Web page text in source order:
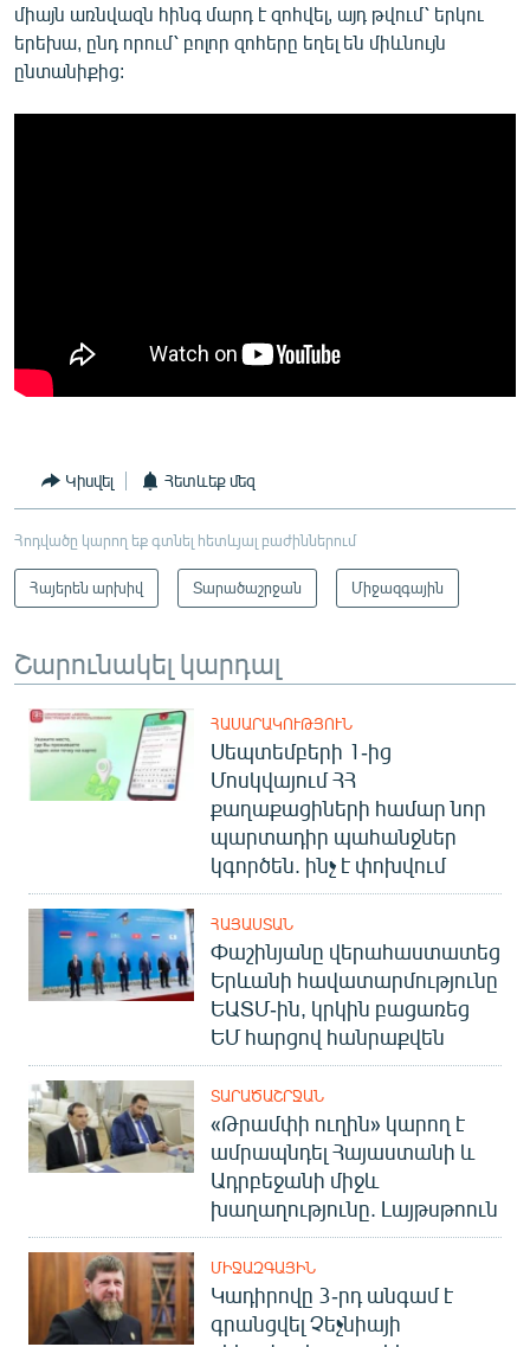
միայն առնվազն հինգ մարդ է զոհվել, այդ թվում՝ երկու
երեխա, ընդ որում՝ բոլոր զոհերը եղել են միևնույն
ընտանիքից:
Կիսվել Հետևեք մեզ
Հոդվածը կարող եք գտնել հետևյալ բաժիններում
Հայերեն արխիվ Տարածաշրջան Միջազգային
Շարունակել կարդալ
ՀԱՍԱՐԱԿՈՒԹՅՈՒՆ
Սեպտեմբերի 1-ից
Մոսկվայում ՀՀ
քաղաքացիների համար նոր
պարտադիր պահանջներ
կգործեն. ինչ է փոխվում
ՀԱՅԱՍՏԱՆ
Փաշինյանը վերահաստատեց
Երևանի հավատարմությունը
ԵԱՏՄ-ին, կրկին բացառեց
ԵՄ հարցով հանրաքվեն
ՏԱՐԱԾԱՇՐՋԱՆ
«Թրամփի ուղին» կարող է
ամրապնդել Հայաստանի և
Ադրբեջանի միջև
խաղաղությունը. Լայթսթոուն
ՄԻՋԱԶԳԱՅԻՆ
Կադիրովը 3-րդ անգամ է
գրանցվել Չեչնիայի